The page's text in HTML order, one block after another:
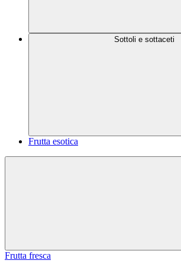
Sottoli e sottaceti
Frutta esotica
Frutta fresca